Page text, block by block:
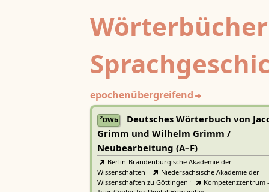
epochenübergreifend
2DWb
Deutsches Wörterbuch von
Grimm und Wilhelm Grimm /
Neubearbeitung (A–F)
Berlin-Brandenburgische Akademie der
Wissenschaften ·
Niedersächsische Akademie der
Wissenschaften zu Göttingen ·
Kompetenzzentrum -